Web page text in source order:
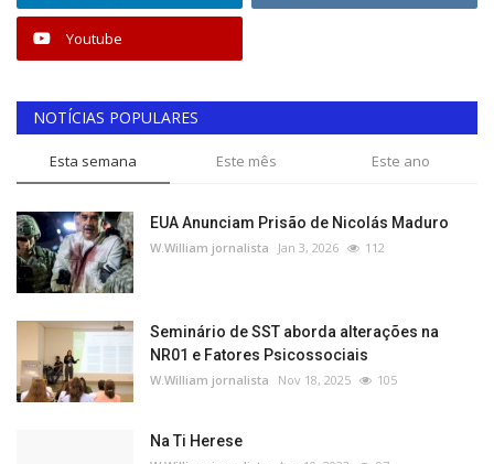
Youtube
NOTÍCIAS POPULARES
Esta semana Este mês Este ano
EUA Anunciam Prisão de Nicolás Maduro
W.William jornalista Jan 3, 2026 112
Seminário de SST aborda alterações na
NR01 e Fatores Psicossociais
W.William jornalista Nov 18, 2025 105
Na Ti Herese